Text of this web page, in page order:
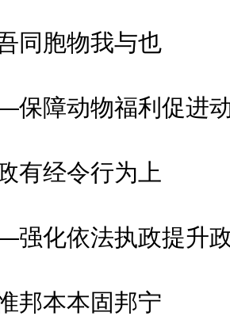
胞物我与也
动物福利促进动
经令行为上
依法执政提升政
本本固邦宁